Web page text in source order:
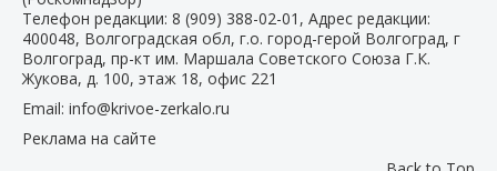
Телефон редакции: 8 (909) 388-02-01 , Адрес редакции:
400048, Волгоградская обл, г.о. город-герой Волгоград, г
Волгоград, пр-кт им. Маршала Советского Союза Г.К.
Жукова, д. 100, этаж 18, офис 221
Email: info@krivoe-zerkalo.ru
Реклама на сайте